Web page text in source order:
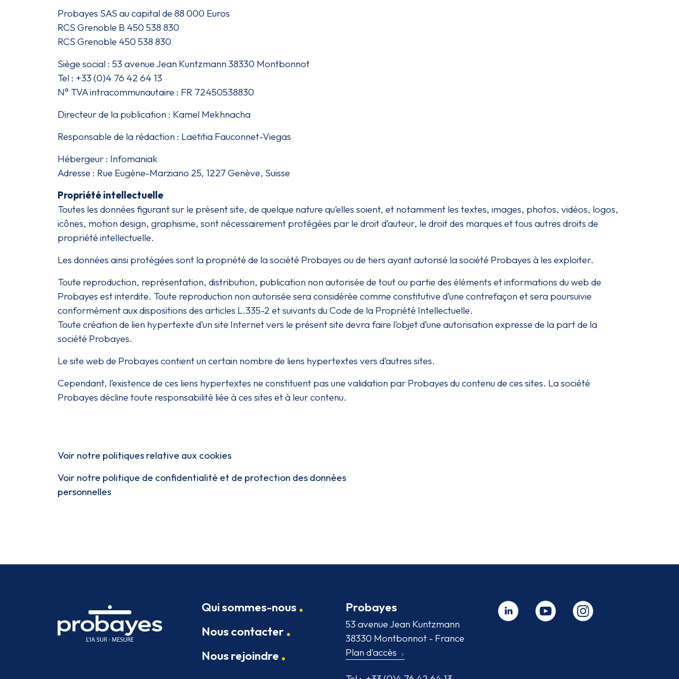
Probayes SAS au capital de 88 000 Euros
RCS Grenoble B 450 538 830
RCS Grenoble 450 538 830
Siège social : 53 avenue Jean Kuntzmann 38330 Montbonnot
Tel : +33 (0)4 76 42 64 13
N° TVA intracommunautaire : FR 72450538830
Directeur de la publication : Kamel Mekhnacha
Responsable de la rédaction : Laëtitia Fauconnet-Viegas
Hébergeur : Infomaniak
Adresse : Rue Eugène-Marziano 25, 1227 Genève, Suisse
Propriété intellectuelle
Toutes les données figurant sur le présent site, de quelque nature qu’elles soient, et notamment les textes, images, photos, vidéos, logos,
icônes, motion design, graphisme, sont nécessairement protégées par le droit d’auteur, le droit des marques et tous autres droits de
propriété intellectuelle.
Les données ainsi protégées sont la propriété de la société Probayes ou de tiers ayant autorisé la société Probayes à les exploiter.
Toute reproduction, représentation, distribution, publication non autorisée de tout ou partie des éléments et informations du web de
Probayes est interdite. Toute reproduction non autorisée sera considérée comme constitutive d’une contrefaçon et sera poursuivie
conformément aux dispositions des articles L.335-2 et suivants du Code de la Propriété Intellectuelle.
Toute création de lien hypertexte d’un site Internet vers le présent site devra faire l’objet d’une autorisation expresse de la part de la
société Probayes.
Le site web de Probayes contient un certain nombre de liens hypertextes vers d’autres sites.
Cependant, l’existence de ces liens hypertextes ne constituent pas une validation par Probayes du contenu de ces sites. La société
Probayes décline toute responsabilité liée à ces sites et à leur contenu.
Voir notre politiques relative aux cookies
Voir notre politique de confidentialité et de protection des données
personnelles
Qui sommes-nous
Nous contacter
Nous rejoindre
Probayes
53 avenue Jean Kuntzmann
38330 Montbonnot - France
Plan d'accès
Linkedin - nouvelle fenêtre
Youtube - nouvelle fenêtre
Instagram - nouvelle fenêtre